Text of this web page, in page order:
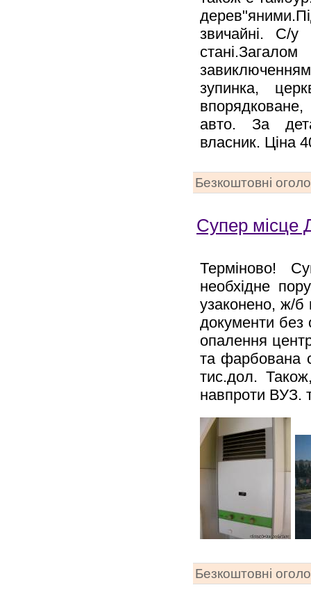
звичайні. С/
зупинка,
авто. За
власник. Ціна
Безкоштовні
Супер місце
Терміново!
необхідне
узаконено, ж/б
документи без
опалення
та фарбована
тис.дол.
навпроти ВУЗ.
Безкоштовні